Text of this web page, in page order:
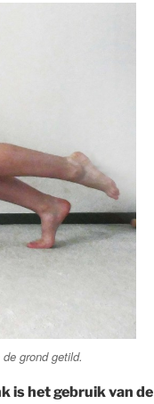
grond getild.
is het gebruik van de